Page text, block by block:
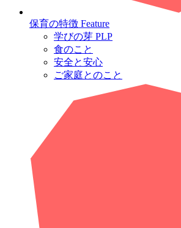
保育の特徴 Feature
学びの芽 PLP
食のこと
安全と安心
ご家庭とのこと